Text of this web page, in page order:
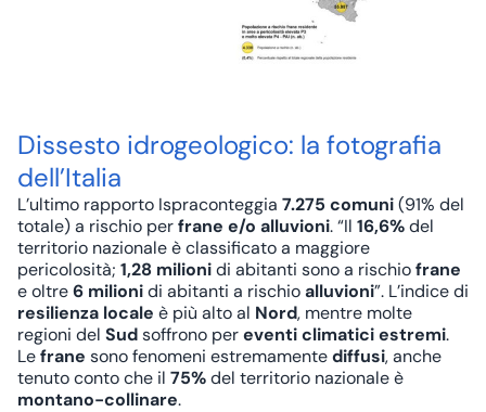
Dissesto idrogeologico: la fotografia
dell’Italia
L’ultimo rapporto Ispraconteggia 7.275 comuni(91% del
totale) a rischio perfrane e/o alluvioni. “Il 16,6%del
territorio nazionale è classificato a maggiore
pericolosità; 1,28 milionidi abitanti sono a rischiofrane
e oltre6 milionidi abitanti a rischioalluvioni”. L’indice di
resilienza locale è più alto al Nord, mentre molte
regioni del Sudsoffrono pereventi climatici estremi.
Lefrane sono fenomeni estremamentediffusi, anche
tenuto conto che il 75%del territorio nazionale è
montano-collinare.